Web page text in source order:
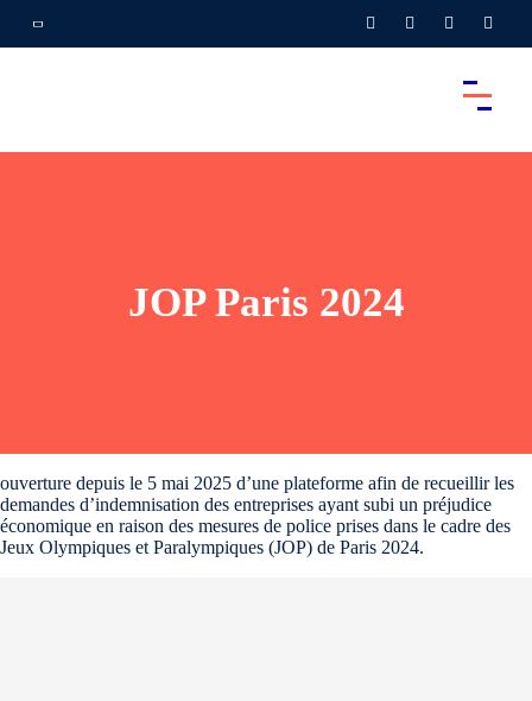
JOP Paris 2024
ouverture depuis le 5 mai 2025 d’une plateforme afin de recueillir les
demandes d’indemnisation des entreprises ayant subi un préjudice
économique en raison des mesures de police prises dans le cadre des
Jeux Olympiques et Paralympiques (JOP) de Paris 2024.